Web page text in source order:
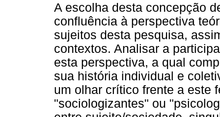
A escolha desta concepção
confluência à perspectiva
sujeitos desta pesquisa,
contextos. Analisar a
esta perspectiva, a qual
sua história individual e
um olhar crítico frente a este
"sociologizantes" ou